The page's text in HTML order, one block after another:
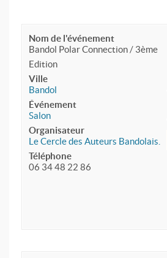
Nom de l'événement
Bandol Polar Connection / 3ème
Edition
Ville
Bandol
Événement
Salon
Organisateur
Le Cercle des Auteurs Bandolais.
Téléphone
06 34 48 22 86